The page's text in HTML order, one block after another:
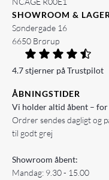
SHOWROOM & LAGER
Søndergade 16
6650 Brørup
4.7 stjerner på Trustpilot
ÅBNINGSTIDER
Vi holder altid åbent – for
Ordrer sendes dagligt og
til godt grej
Showroom åbent:
Mandag: 9.30 - 15.00